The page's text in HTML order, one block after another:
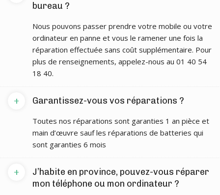
bureau ?
Nous pouvons passer prendre votre mobile ou votre
ordinateur en panne et vous le ramener une fois la
réparation effectuée sans coût supplémentaire. Pour
plus de renseignements, appelez-nous au 01 40 54
18 40.
Garantissez-vous vos réparations ?
+
Toutes nos réparations sont garanties 1 an pièce et
main d’œuvre sauf les réparations de batteries qui
sont garanties 6 mois
J’habite en province, pouvez-vous réparer
mon téléphone ou mon ordinateur ?
+